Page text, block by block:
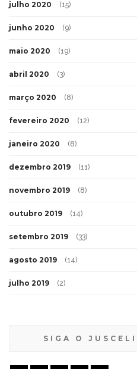
julho 2020 (15)
junho 2020 (9)
maio 2020 (19)
abril 2020 (3)
março 2020 (8)
fevereiro 2020 (12)
janeiro 2020 (8)
dezembro 2019 (11)
novembro 2019 (8)
outubro 2019 (14)
setembro 2019 (33)
agosto 2019 (14)
julho 2019 (2)
SIGA O